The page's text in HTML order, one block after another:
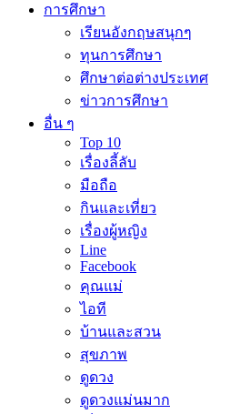
การศึกษา
เรียนอังกฤษสนุกๆ
ทุนการศึกษา
ศึกษาต่อต่างประเทศ
ข่าวการศึกษา
อื่น ๆ
Top 10
เรื่องลี้ลับ
มือถือ
กินและเที่ยว
เรื่องผู้หญิง
Line
Facebook
คุณแม่
ไอที
บ้านและสวน
สุขภาพ
ดูดวง
ดูดวงแม่นมาก